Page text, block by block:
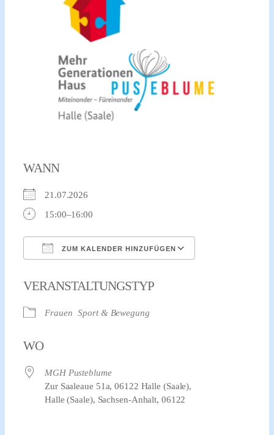
WANN
21.07.2026
15:00–16:00
ZUM KALENDER HINZUFÜGEN
VERANSTALTUNGSTYP
Frauen Sport & Bewegung
WO
MGH Pusteblume
Zur Saaleaue 51a, 06122 Halle (Saale),
Halle (Saale), Sachsen-Anhalt, 06122